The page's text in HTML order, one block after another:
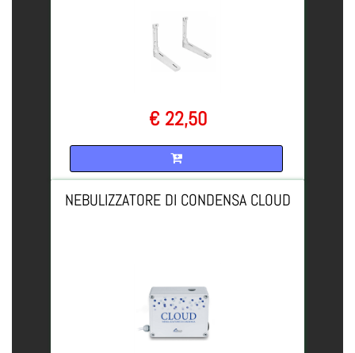
€ 22,50
NEBULIZZATORE DI CONDENSA CLOUD